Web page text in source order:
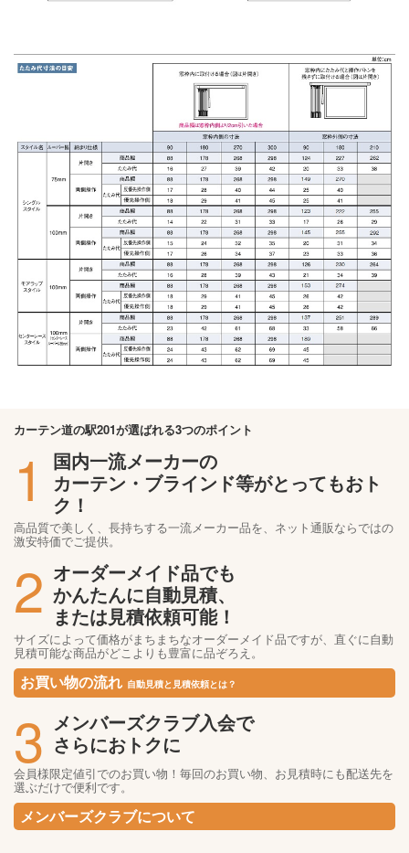
カーテン道の駅201が選ばれる3つのポイント
1
国内一流メーカーの
カーテン・ブラインド等がとってもおト
ク！
高品質で美しく、長持ちする一流メーカー品を、ネット通販ならではの
激安特価でご提供。
2 オーダーメイド品でも
かんたんに自動見積、
または見積依頼可能！
サイズによって価格がまちまちなオーダーメイド品ですが、直ぐに自動
見積可能な商品がどこよりも豊富に品ぞろえ。
お買い物の流れ 自動見積と見積依頼とは？
3 メンバーズクラブ入会で
さらにおトクに
会員様限定値引でのお買い物！毎回のお買い物、お見積時にも配送先を
選ぶだけで便利です。
メンバーズクラブについて